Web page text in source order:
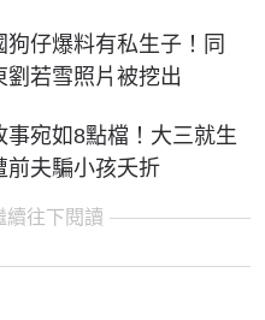
狗仔爆料有私生子！同
劉若雪照片被挖出
事宛如8點檔！大三就生
夫騙小孩夭折
續往下閱讀